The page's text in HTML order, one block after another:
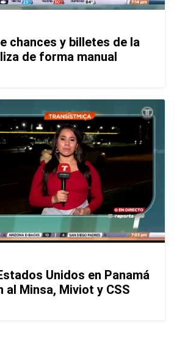
chances y billetes de la
de forma manual
Unidos en Panamá
al Minsa, Miviot y CSS